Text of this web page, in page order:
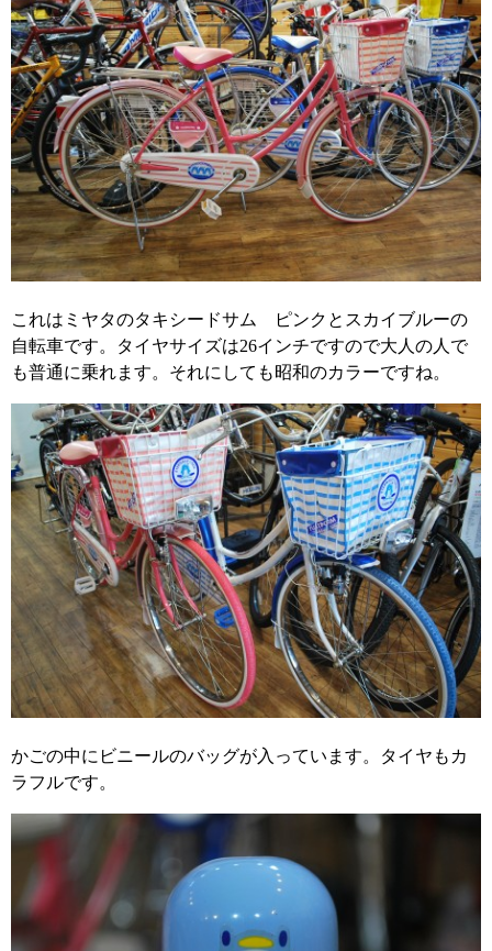
これはミヤタのタキシードサム ピンクとスカイブルーの
自転車です。タイヤサイズは26インチですので大人の人で
も普通に乗れます。それにしても昭和のカラーですね。
かごの中にビニールのバッグが入っています。タイヤもカ
ラフルです。